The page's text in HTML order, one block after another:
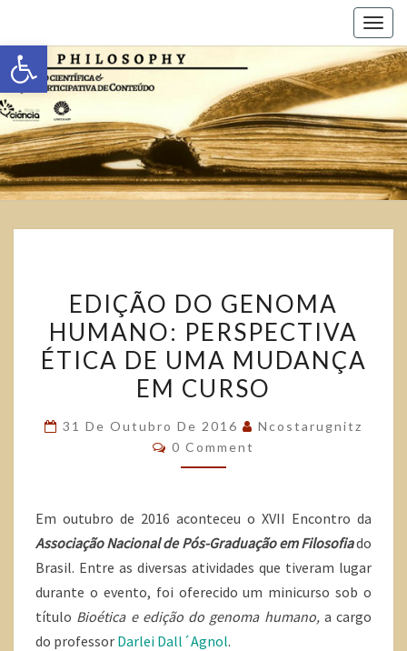
Abrir a barra de ferramentas
EDIÇÃO DO GENOMA
HUMANO: PERSPECTIVA
ÉTICA DE UMA MUDANÇA
EM CURSO
31 De Outubro De 2016
Ncostarugnitz
0 Comment
Em outubro de 2016 aconteceu o XVII Encontro da
Associação Nacional de Pós-Graduação em Filosofiado
Brasil. Entre as diversas atividades que tiveram lugar
durante o evento, foi oferecido um minicurso sob o
título Bioética e edição do genoma humano, a cargo
do professor Darlei Dall´Agnol.